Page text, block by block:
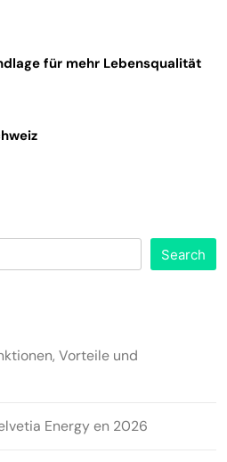
für mehr Lebensqualität
Search
Vorteile und
Energy en 2026